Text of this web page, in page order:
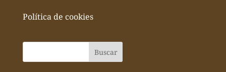
Política de cookies